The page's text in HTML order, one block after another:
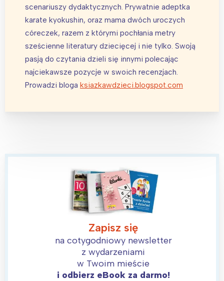
scenariuszy dydaktycznych. Prywatnie adeptka
karate kyokushin, oraz mama dwóch uroczych
córeczek, razem z którymi pochłania metry
sześcienne literatury dziecięcej i nie tylko. Swoją
pasją do czytania dzieli się innymi polecając
najciekawsze pozycje w swoich recenzjach.
Prowadzi bloga ksiazkawdzieci.blogspot.com
Zapisz się
na cotygodniowy newsletter
z wydarzeniami
w Twoim mieście
i odbierz eBook za darmo!